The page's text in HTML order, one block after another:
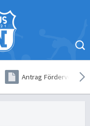
Antrag Förderverein